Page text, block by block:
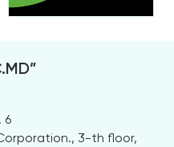
6
3-th floor,